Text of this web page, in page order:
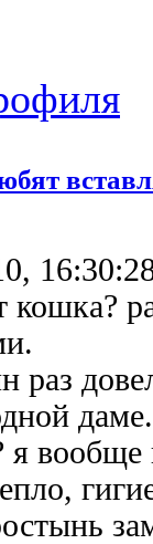
раз
я